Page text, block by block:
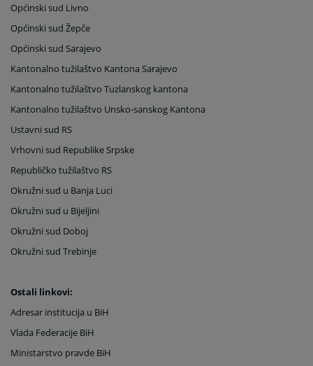
Općinski sud Livno
Općinski sud Žepče
Općinski sud Sarajevo
Kantonalno tužilaštvo Kantona Sarajevo
Kantonalno tužilaštvo Tuzlanskog kantona
Kantonalno tužilaštvo Unsko-sanskog Kantona
Ustavni sud RS
Vrhovni sud Republike Srpske
Republičko tužilaštvo RS
Okružni sud u Banja Luci
Okružni sud u Bijeljini
Okružni sud Doboj
Okružni sud Trebinje
Ostali linkovi:
Adresar institucija u BiH
Vlada Federacije BiH
Ministarstvo pravde BiH